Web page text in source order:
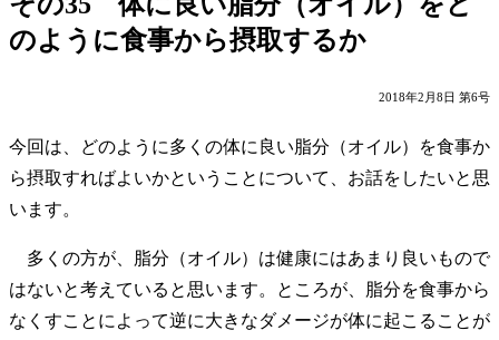
のように食事から摂取するか
2018年2月8日 第6号
今回は、どのように多くの体に良い脂分（オイル）を食事か
ら摂取すればよいかということについて、お話をしたいと思
います。
多くの方が、脂分（オイル）は健康にはあまり良いもので
はないと考えていると思います。ところが、脂分を食事から
なくすことによって逆に大きなダメージが体に起こることが